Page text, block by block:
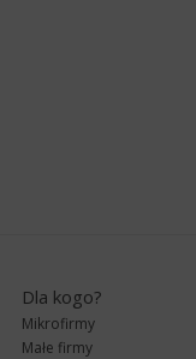
Dla kogo?
Mikrofirmy
Małe firmy